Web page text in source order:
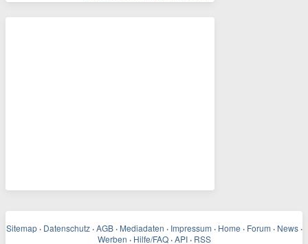
Sitemap · Datenschutz · AGB · Mediadaten · Impressum · Home · Forum · News ·
Werben · Hilfe/FAQ · API · RSS